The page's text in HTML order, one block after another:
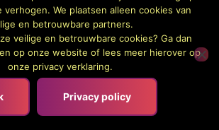
We plaatsen alleen cookies van
en betrouwbare partners.
veilige en betrouwbare cookies? Ga dan
op onze website of lees meer hierover op
onze privacy verklaring.
Privacy policy